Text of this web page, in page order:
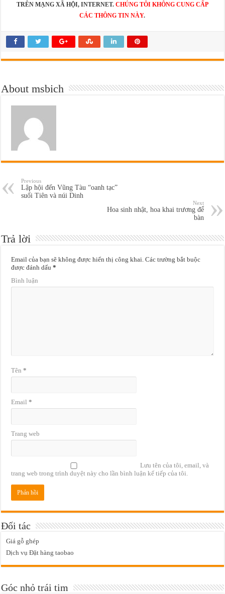
TRÊN MẠNG XÃ HỘI, INTERNET. CHÚNG TÔI KHÔNG CUNG CẤP
CÁC THÔNG TIN NÀY.
About msbich
Previous
Lập hội đến Vũng Tàu “oanh tạc”
suối Tiên và núi Dinh
Next
Hoa sinh nhật, hoa khai trương để
bàn
Trả lời
Email của bạn sẽ không được hiển thị công khai. Các trường bắt buộc
được đánh dấu*
Bình luận
Tên*
Email*
Trang web
Lưu tên của tôi, email, và
trang web trong trình duyệt này cho lần bình luận kế tiếp của tôi.
Đối tác
Giá gỗ ghép
Dịch vụ Đặt hàng taobao
Góc nhỏ trái tim